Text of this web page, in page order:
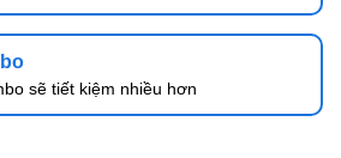
sẽ tiết kiệm nhiều hơn